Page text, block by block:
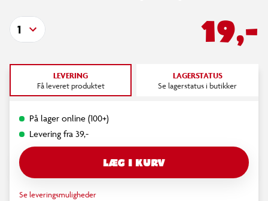
19,-
1
LEVERING
Få leveret produktet
LAGERSTATUS
Se lagerstatus i butikker
På lager online (100+)
Levering fra 39,-
LÆG I KURV
Se leveringsmuligheder